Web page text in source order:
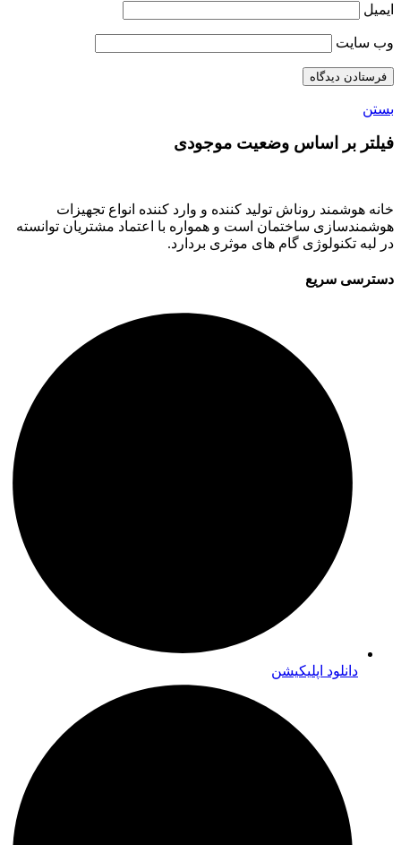
ایمیل
وب‌ سایت
بستن
فیلتر بر اساس وضعیت موجودی
خانه هوشمند روناش تولید کننده و وارد کننده انواع تجهیزات
هوشمندسازی ساختمان است و همواره با اعتماد مشتریان توانسته
در لبه تکنولوژی گام های موثری بردارد.
دسترسی سریع
دانلود اپلیکیشن